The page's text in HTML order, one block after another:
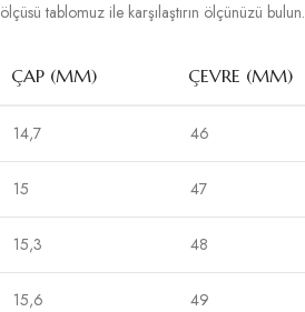
ölçüsü tablomuz ile karşılaştırın ölçünüzü bulun.
ÇAP (MM) ÇEVRE (MM)
14,7 46
15 47
15,3 48
15,6 49